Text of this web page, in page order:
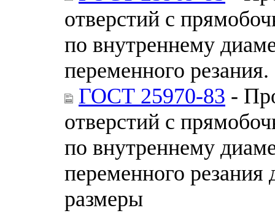
отверстий с
по внутреннему
переменного
ГОСТ 25970-83 -
отверстий с
по внутреннему
переменного
размеры